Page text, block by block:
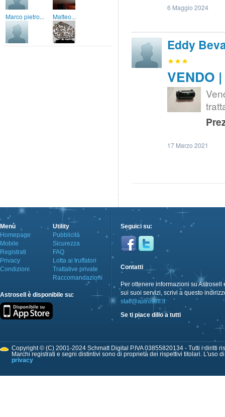
Marco pietro... Matteo...
6 Maggio 2024
Eddy
VENDO
17 Marzo 2021
Menù
Homepage
Mobile
Registrati
Privacy
Condizioni
Utility
Pubblicità
Sicurezza
FAQ
Lotta ai truffatori
Trattative private
Raccomandazioni
Astrosell è disponibile su:
Seguici su:
Contatti
Per ottenere informazioni su Astrosell
sui suoi servizi, scrivi a questo
staff@astrosell.it
Se ti piace dillo a tutti
Copyright © (C) 2001-2024 Schmatt Digital P.IVA 03855820134 - Tutti i diritti
Marchi registrati e segni distintivi sono di proprietà dei rispettivi titolari. L'uso
privacy